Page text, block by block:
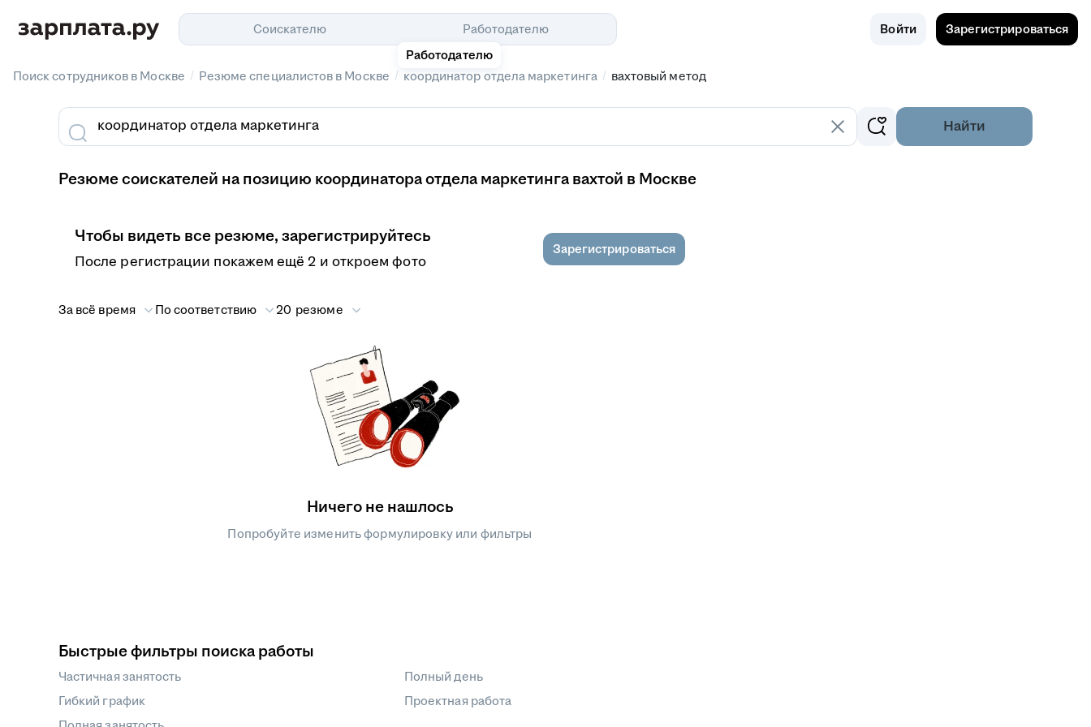
Соискателю
Работодателю
Работодателю
Войти Зарегистрироваться
Поиск сотрудников в Москве / Резюме специалистов в Москве / координатор отдела маркетинга / вахтовый метод
Найти
Резюме соискателей на позицию координатора отдела маркетинга вахтой в Москве
Чтобы видеть все резюме, зарегистрируйтесь
После регистрации покажем ещё 2 и откроем фото
Зарегистрироваться
За всё время По соответствию 20 резюме
Ничего не нашлось
Попробуйте изменить формулировку или фильтры
Быстрые фильтры поиска работы
Частичная занятость
Гибкий график
Полный день
Проектная работа